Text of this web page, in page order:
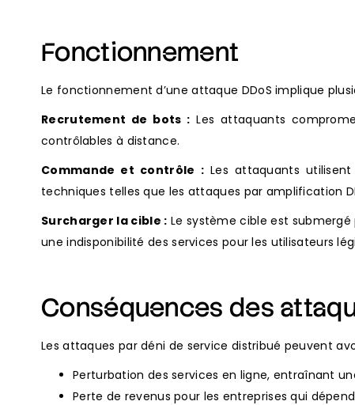
Fonctionnement
Le fonctionnement d’une attaque DDoS implique
Recrutement de bots : Les attaquants
contrôlables à distance.
Commande et contrôle :Les attaquants utilisent
techniques telles que les attaques par amplification
Surcharger la cible : Le système cible est
une indisponibilité des services pour les utilisateurs
Conséquences des
Les attaques par déni de service distribué peuvent
Perturbation des services en ligne, entraînant
Perte de revenus pour les entreprises qui